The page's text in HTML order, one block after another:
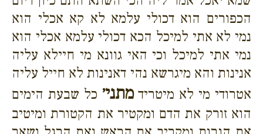
הכפורים הוא דכולי עלמא לא קא אכלי הוא
נמי לא אתי למיכל הכא דכולי עלמא אכלי הוא
נמי אתי למיכל וכי האי גוונא מי חיילא עליה
אנינות והא מיגרשא נהי דאנינות לא חייל עליה
אטרודי מי לא מיטרידמתני׳ כל שבעת הימים
הוא זורק את הדם ומקטיר את הקטורת ומיטיב